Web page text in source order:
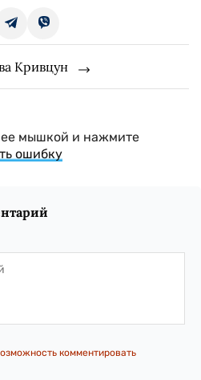
Кривцун
мышкой и нажмите
ошибку
комментировать